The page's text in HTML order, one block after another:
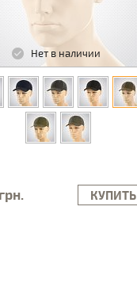
Нет в наличии
КУПИТЬ